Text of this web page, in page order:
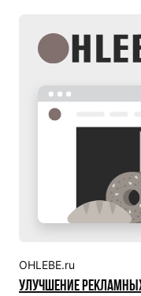
OHLEBE.ru
Улучшение